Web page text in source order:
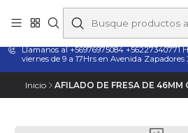
Taladros Magnéticos en Chile |
Técnico
Llamanos al +56976975084 +56227340771
viernes de 9 a 17Hrs en Avenida Zapadores
Inicio AFILADO DE FRESA DE